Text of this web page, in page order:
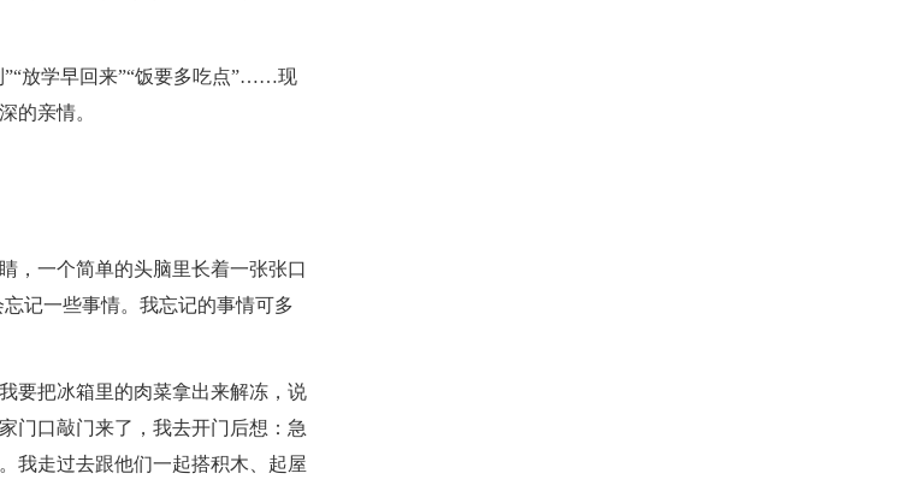
”“放学早回来”“饭要多吃点”……现
的亲情。
，一个简单的头脑里长着一张张口
记一些事情。我忘记的事情可多
要把冰箱里的肉菜拿出来解冻，说
门口敲门来了，我去开门后想：急
我走过去跟他们一起搭积木、起屋